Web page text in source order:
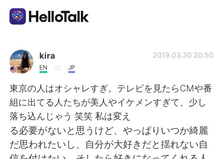
App di scambio linguistico
AI Grammar Checker
Italiano
English 简体中文
kira
EN JP
2019.03.30 20:50
東京の人はオシャレすぎ。テレビを見たらCMや番
組に出てる人たちが美人やイケメンすぎて、少し
落ち込んじゃう 笑笑 私は変え
る必要がないと思うけど、やっぱりいつか綺麗
だ思われたいし、自分が大好きだと揺れない自